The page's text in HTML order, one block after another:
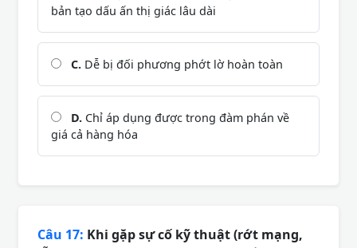
bản tạo dấu ấn thị giác lâu dài
C. Dễ bị đối phương phớt lờ hoàn toàn
D. Chỉ áp dụng được trong đàm phán về
giá cả hàng hóa
Câu 17: Khi gặp sự cố kỹ thuật (rớt mạng,